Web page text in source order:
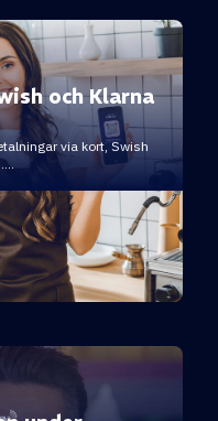
och Klarna
via kort, Swish